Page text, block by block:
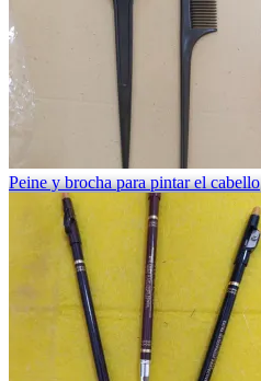
Peine y brocha para pintar el cabello